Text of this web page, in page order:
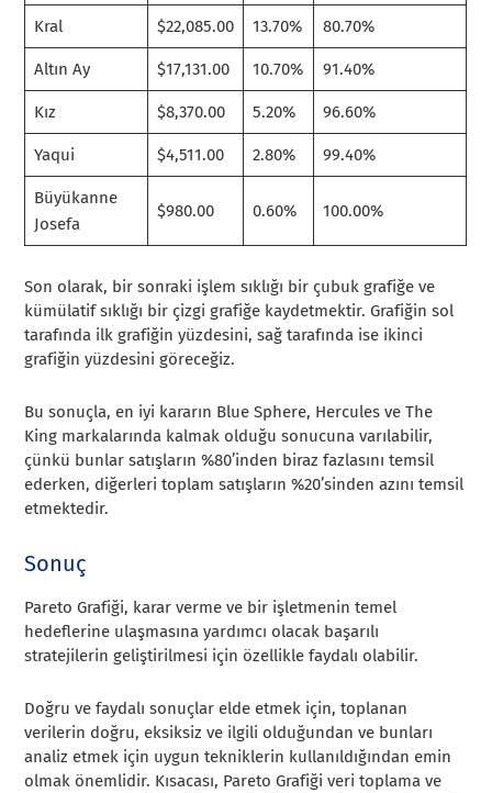
Kral $22,085.00 13.70% 80.70%
Altın Ay $17,131.00 10.70% 91.40%
Kız $8,370.00 5.20% 96.60%
Yaqui $4,511.00 2.80% 99.40%
Büyükanne
Josefa
$980.00 0.60% 100.00%
Son olarak, bir sonraki işlem sıklığı bir çubuk grafiğe ve
kümülatif sıklığı bir çizgi grafiğe kaydetmektir. Grafiğin sol
tarafında ilk grafiğin yüzdesini, sağ tarafında ise ikinci
grafiğin yüzdesini göreceğiz.
Bu sonuçla, en iyi kararın Blue Sphere, Hercules ve The
King markalarında kalmak olduğu sonucuna varılabilir,
çünkü bunlar satışların %80’inden biraz fazlasını temsil
ederken, diğerleri toplam satışların %20’sinden azını temsil
etmektedir.
Sonuç
Pareto Grafiği, karar verme ve bir işletmenin temel
hedeflerine ulaşmasına yardımcı olacak başarılı
stratejilerin geliştirilmesi için özellikle faydalı olabilir.
Doğru ve faydalı sonuçlar elde etmek için, toplanan
verilerin doğru, eksiksiz ve ilgili olduğundan ve bunları
analiz etmek için uygun tekniklerin kullanıldığından emin
olmak önemlidir. Kısacası, Pareto Grafiği veri toplama ve